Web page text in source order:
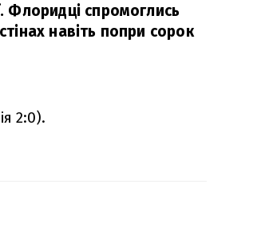
Флоридці спромоглись
навіть попри сорок
2:0).